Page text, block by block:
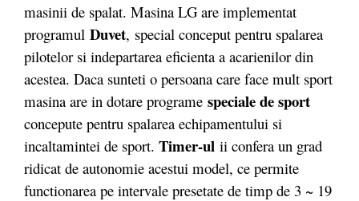
masinii de spalat. Masina LG are implementat
programul Duvet, special conceput pentru spalarea
pilotelor si indepartarea eficienta a acarienilor din
acestea. Daca sunteti o persoana care face mult sport
masina are in dotare programe speciale de sport
concepute pentru spalarea echipamentului si
incaltamintei de sport. Timer-ul ii confera un grad
ridicat de autonomie acestui model, ce permite
functionarea pe intervale presetate de timp de 3 ~ 19